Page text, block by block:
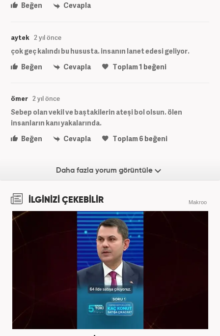
Beğen
Cevapla
aytek 2 yıl önce
çok geç kalındı bu hususta. insanın lanet edesi geliyor.
Beğen
Cevapla Toplam1 beğeni
ömer 2 yıl önce
Sebep olan vekil ve baştakilerin ateşi bol olsun. ölen
insanların kanı yakalarında.
Beğen
Cevapla Toplam6 beğeni
Daha fazla yorum görüntüle
İLGİNİZİ ÇEKEBİLİR Makroo